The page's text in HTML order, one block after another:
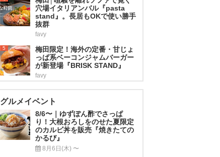
穴場イタリアンバル『pasta
stand』。長居もOKで使い勝手
抜群
favy
5
梅田限定！海外の定番・甘じょ
っぱ系ベーコンジャムバーガー
が新登場『BRISK STAND』
favy
グルメイベント
8/6〜｜ゆずぽん酢でさっぱ
り！大根おろしをのせた夏限定
のカルビ丼を販売『焼きたての
かるび』
8月6日(木) 〜